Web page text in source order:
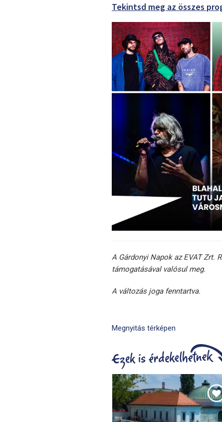
Tekintsd meg az összes
A Gárdonyi Napok az EVAT Zrt.
támogatásával valósul meg.
A változás joga fenntartva.
Megnyitás térképen